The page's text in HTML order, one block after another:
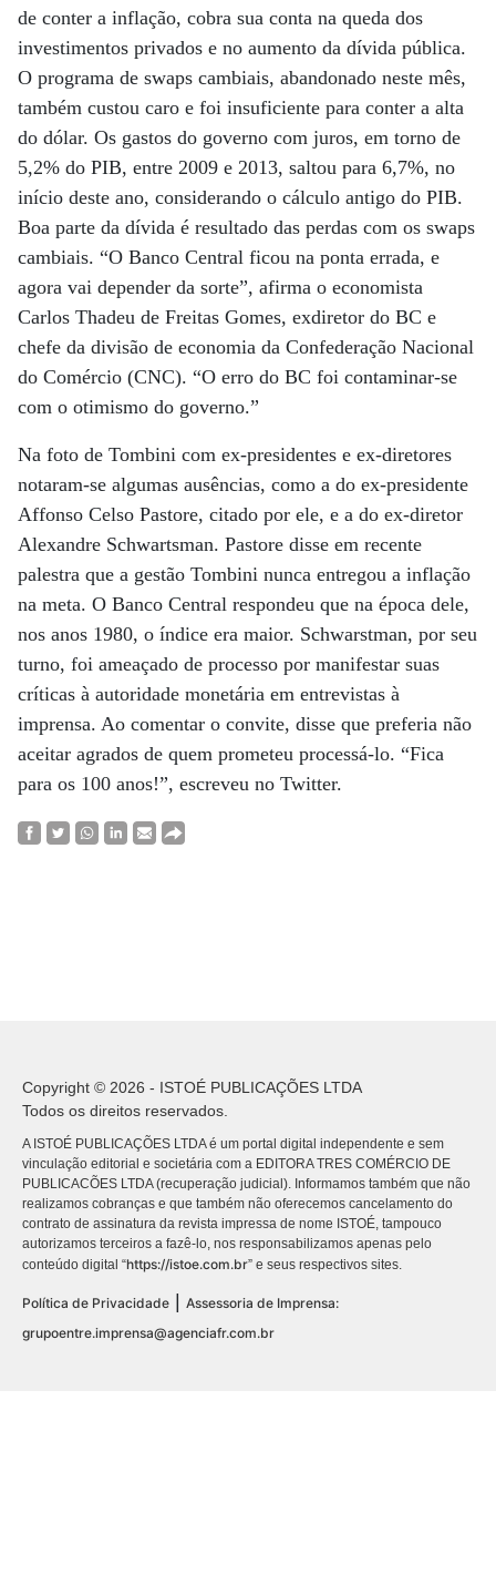
de conter a inflação, cobra sua conta na queda dos
investimentos privados e no aumento da dívida pública.
O programa de swaps cambiais, abandonado neste mês,
também custou caro e foi insuficiente para conter a alta
do dólar. Os gastos do governo com juros, em torno de
5,2% do PIB, entre 2009 e 2013, saltou para 6,7%, no
início deste ano, considerando o cálculo antigo do PIB.
Boa parte da dívida é resultado das perdas com os swaps
cambiais. “O Banco Central ficou na ponta errada, e
agora vai depender da sorte”, afirma o economista
Carlos Thadeu de Freitas Gomes, exdiretor do BC e
chefe da divisão de economia da Confederação Nacional
do Comércio (CNC). “O erro do BC foi contaminar-se
com o otimismo do governo.”
Na foto de Tombini com ex-presidentes e ex-diretores
notaram-se algumas ausências, como a do ex-presidente
Affonso Celso Pastore, citado por ele, e a do ex-diretor
Alexandre Schwartsman. Pastore disse em recente
palestra que a gestão Tombini nunca entregou a inflação
na meta. O Banco Central respondeu que na época dele,
nos anos 1980, o índice era maior. Schwarstman, por seu
turno, foi ameaçado de processo por manifestar suas
críticas à autoridade monetária em entrevistas à
imprensa. Ao comentar o convite, disse que preferia não
aceitar agrados de quem prometeu processá-lo. “Fica
para os 100 anos!”, escreveu no Twitter.
Copyright © 2026 - ISTOÉ PUBLICAÇÕES LTDA
Todos os direitos reservados.
A ISTOÉ PUBLICAÇÕES LTDA é um portal digital independente e sem
vinculação editorial e societária com a EDITORA TRES COMÉRCIO DE
PUBLICACÕES LTDA (recuperação judicial). Informamos também que não
realizamos cobranças e que também não oferecemos cancelamento do
contrato de assinatura da revista impressa de nome ISTOÉ, tampouco
autorizamos terceiros a fazê-lo, nos responsabilizamos apenas pelo
conteúdo digital “https://istoe.com.br” e seus respectivos sites.
Política de Privacidade
Assessoria de Imprensa:
grupoentre.imprensa@agenciafr.com.br